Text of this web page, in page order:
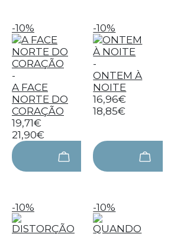
-10%
-
A FACE
NORTE DO
CORAÇÃO
19,71€
21,90€
-10%
-
ONTEM À
NOITE
16,96€
18,85€
-10% -10%